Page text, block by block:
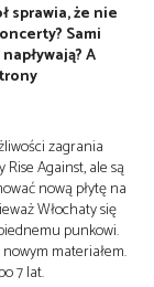
sprawia, że nie
Sami
A
zagrania
Against, ale są
nową płytę na
Włochaty się
punkowi.
materiałem.
7 lat.